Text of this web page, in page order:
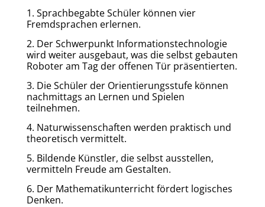
1. Sprachbegabte Schüler können vier
Fremdsprachen erlernen.
2. Der Schwerpunkt Informationstechnologie
wird weiter ausgebaut, was die selbst gebauten
Roboter am Tag der offenen Tür präsentierten.
3. Die Schüler der Orientierungsstufe können
nachmittags an Lernen und Spielen
teilnehmen.
4. Naturwissenschaften werden praktisch und
theoretisch vermittelt.
5. Bildende Künstler, die selbst ausstellen,
vermitteln Freude am Gestalten.
6. Der Mathematikunterricht fördert logisches
Denken.